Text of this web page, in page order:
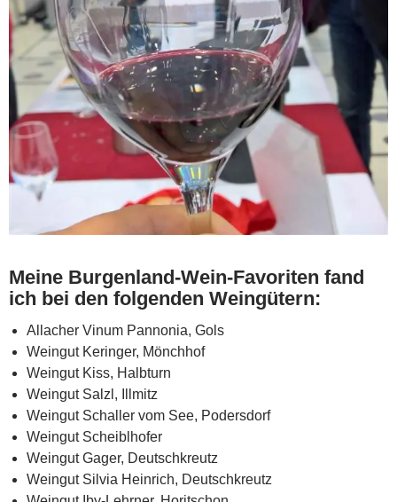
Meine Burgenland-Wein-Favoriten fand
ich bei den folgenden Weingütern:
Allacher Vinum Pannonia, Gols
Weingut Keringer, Mönchhof
Weingut Kiss, Halbturn
Weingut Salzl, Illmitz
Weingut Schaller vom See, Podersdorf
Weingut Scheiblhofer
Weingut Gager, Deutschkreutz
Weingut Silvia Heinrich, Deutschkreutz